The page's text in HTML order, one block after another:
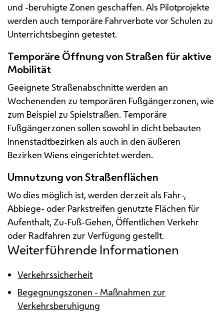
und -beruhigte Zonen geschaffen. Als Pilotprojekte
werden auch temporäre Fahrverbote vor Schulen zu
Unterrichtsbeginn getestet.
Temporäre Öffnung von Straßen für aktive
Mobilität
Geeignete Straßenabschnitte werden an
Wochenenden zu temporären Fußgängerzonen, wie
zum Beispiel zu Spielstraßen. Temporäre
Fußgängerzonen sollen sowohl in dicht bebauten
Innenstadtbezirken als auch in den äußeren
Bezirken Wiens eingerichtet werden.
Umnutzung von Straßenflächen
Wo dies möglich ist, werden derzeit als Fahr-,
Abbiege- oder Parkstreifen genutzte Flächen für
Aufenthalt, Zu-Fuß-Gehen, Öffentlichen Verkehr
oder Radfahren zur Verfügung gestellt.
Weiterführende Informationen
Verkehrssicherheit
Begegnungszonen - Maßnahmen zur
Verkehrsberuhigung